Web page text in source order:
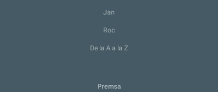
Jan
Roc
De la A a la Z
Premsa